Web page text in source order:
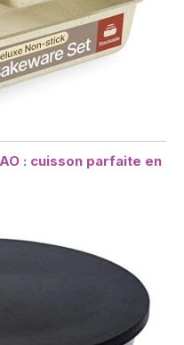
: cuisson parfaite en